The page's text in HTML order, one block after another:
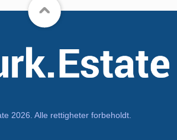
2026. Alle rettigheter forbeholdt.